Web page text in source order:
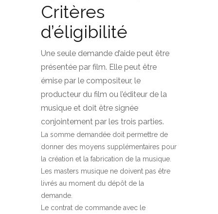
Critères
d’éligibilité
Une seule demande d’aide peut être
présentée par film. Elle peut être
émise par le compositeur, le
producteur du film ou l’éditeur de la
musique et doit être signée
conjointement par les trois parties.
La somme demandée doit permettre de
donner des moyens supplémentaires pour
la création et la fabrication de la musique.
Les masters musique ne doivent pas être
livrés au moment du dépôt de la
demande.
Le contrat de commande avec le